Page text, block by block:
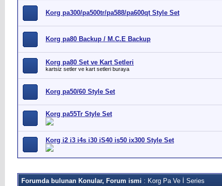
Korg pa300/pa500tr/pa588/pa600qt Style Set
Korg pa80 Backup / M.C.E Backup
Korg pa80 Set ve Kart Setleri
kartsiz setler ve kart setleri buraya
Korg pa50/60 Style Set
Korg pa55Tr Style Set
Korg i2 i3 i4s i30 iS40 is50 ix300 Style Set
Forumda bulunan Konular, Forum ismi : Korg Pa Ve İ Series